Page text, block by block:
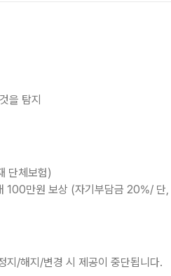
을 탐지
단체보험)
100만원 보상 (자기부담금 20%/ 단
지/해지/변경 시 제공이 중단됩니다.